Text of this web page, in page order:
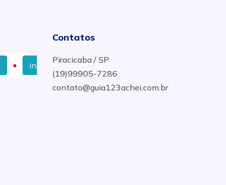
instalação de janelas de vidros temperados em
Contatos
Piracicaba / SP
(19)99905-7286
contato@guia123achei.com.br